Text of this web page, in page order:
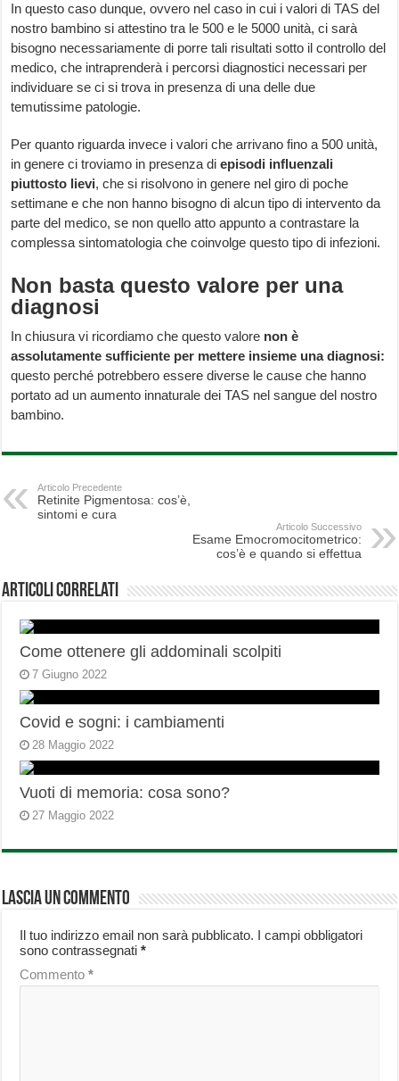
In questo caso dunque, ovvero nel caso in cui i valori di TAS del
nostro bambino si attestino tra le 500 e le 5000 unità, ci sarà
bisogno necessariamente di porre tali risultati sotto il controllo del
medico, che intraprenderà i percorsi diagnostici necessari per
individuare se ci si trova in presenza di una delle due
temutissime patologie.
Per quanto riguarda invece i valori che arrivano fino a 500 unità,
in genere ci troviamo in presenza diepisodi influenzali
piuttosto lievi, che si risolvono in genere nel giro di poche
settimane e che non hanno bisogno di alcun tipo di intervento da
parte del medico, se non quello atto appunto a contrastare la
complessa sintomatologia che coinvolge questo tipo di infezioni.
Non basta questo valore per una
diagnosi
In chiusura vi ricordiamo che questo valore non è
assolutamente sufficiente per mettere insieme una diagnosi:
questo perché potrebbero essere diverse le cause che hanno
portato ad un aumento innaturale dei TAS nel sangue del nostro
bambino.
Articolo Precedente
Retinite Pigmentosa: cos’è,
sintomi e cura
Articolo Successivo
Esame Emocromocitometrico:
cos’è e quando si effettua
Articoli correlati
Come ottenere gli addominali scolpiti
7 Giugno 2022
Covid e sogni: i cambiamenti
28 Maggio 2022
Vuoti di memoria: cosa sono?
27 Maggio 2022
Lascia un commento
Il tuo indirizzo email non sarà pubblicato. I campi obbligatori
sono contrassegnati*
Commento*